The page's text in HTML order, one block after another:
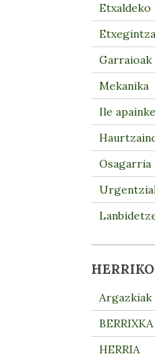
Etxaldeko
Etxegintza
Garraioak
Mekanika
Ile
Osagarria
Argazkiak
BERRIXKA
HERRIA